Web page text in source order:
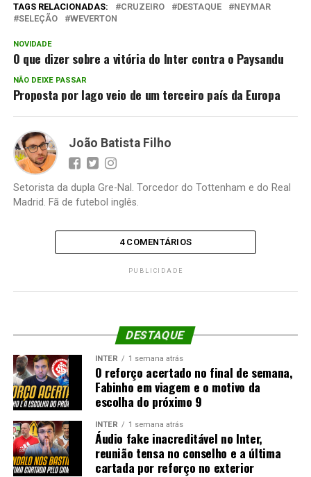
TAGS RELACIONADAS: CRUZEIRO DESTAQUE
NEYMAR
SELEÇÃO
WEVERTON
NOVIDADE
O que dizer sobre a vitória do Inter contra o Paysandu
NÃO DEIXE PASSAR
Proposta por Iago veio de um terceiro país da Europa
João Batista Filho
Setorista da dupla Gre-Nal. Torcedor do Tottenham e do Real
Madrid. Fã de futebol inglês.
4 COMENTÁRIOS
PUBLICIDADE
DESTAQUE
INTER 1 semana atrás
O reforço acertado no final de semana,
Fabinho em viagem e o motivo da
escolha do próximo 9
INTER 1 semana atrás
Áudio fake inacreditável no Inter,
reunião tensa no conselho e a última
cartada por reforço no exterior